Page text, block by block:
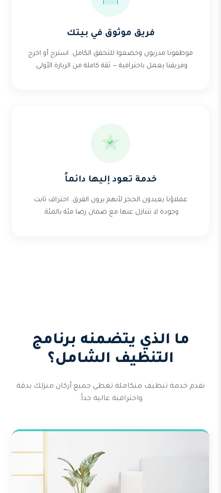
فريق موثوق في بيتك
موظفونا مدربون وخضعوا للتحقق الكامل. استرح أو اخرج
وفريقنا يعمل باحترافية — ثقة كاملة من الزيارة الأولى.
خدمة تعود إليها دائماً
عملاؤنا يعيدون الحجز لأنهم يرون الفرق. احتراف ثابت
وجودة لا تتنازل عنها مع ضمان رضا مئة بالمئة.
ما الذي يتضمنه برنامج
التنظيف الشامل؟
نقدم خدمة تنظيف متكاملة تغطي جميع أركان منزلك بدقة
واحترافية عالية جداً.